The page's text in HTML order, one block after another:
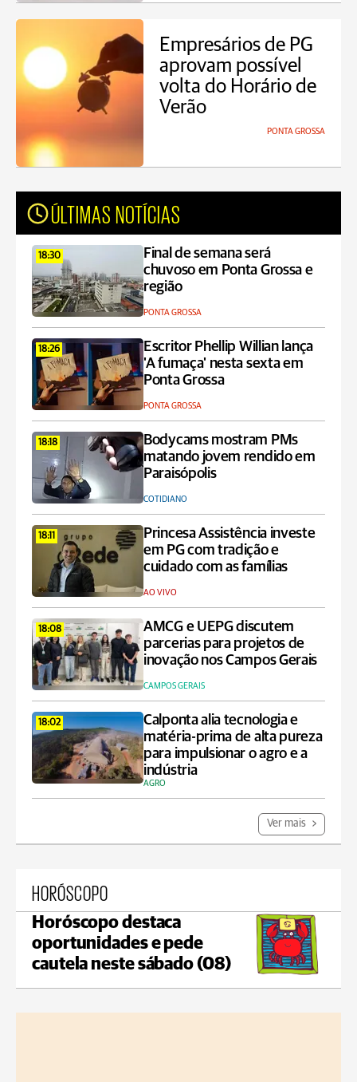
Empresários de PG
aprovam possível
volta do Horário de
Verão
PONTA GROSSA
ÚLTIMAS NOTÍCIAS
18:30
Final de semana será
chuvoso em Ponta Grossa e
região
PONTA GROSSA
18:26
Escritor Phellip Willian lança
'A fumaça' nesta sexta em
Ponta Grossa
PONTA GROSSA
18:18
Bodycams mostram PMs
matando jovem rendido em
Paraisópolis
COTIDIANO
18:11
Princesa Assistência investe
em PG com tradição e
cuidado com as famílias
AO VIVO
18:08
AMCG e UEPG discutem
parcerias para projetos de
inovação nos Campos Gerais
CAMPOS GERAIS
18:02
Calponta alia tecnologia e
matéria-prima de alta pureza
para impulsionar o agro e a
indústria
AGRO
Ver mais
HORÓSCOPO
Horóscopo destaca
oportunidades e pede
cautela neste sábado (08)